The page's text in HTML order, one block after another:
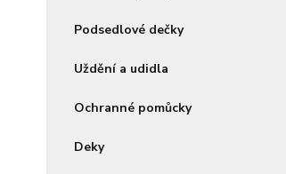
Podsedlové dečky
Uždění a udidla
Ochranné pomůcky
Deky